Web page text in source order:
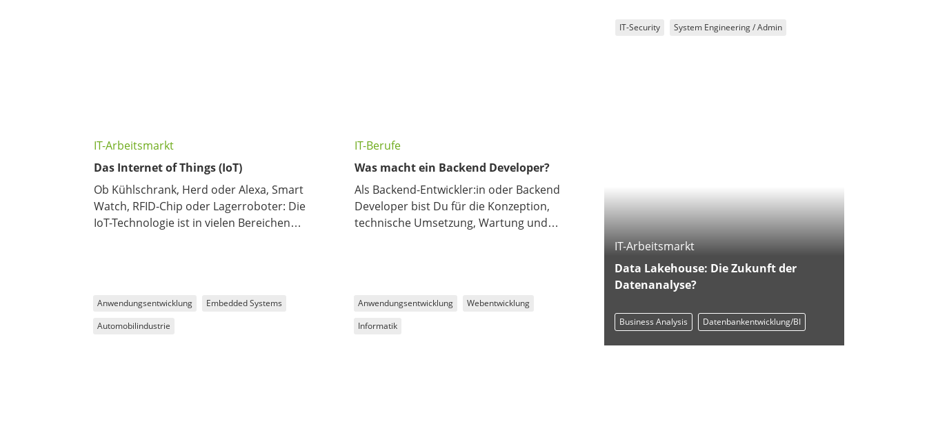
mitwirkt.
IT-Security System Engineering / Admin
IT-Arbeitsmarkt
Das Internet of Things (IoT)
Ob Kühlschrank, Herd oder Alexa, Smart
Watch, RFID-Chip oder Lagerroboter: Die
IoT-Technologie ist in vielen Bereichen
Anwendungsentwicklung Embedded Systems
Automobilindustrie
IT-Berufe
Was macht ein Backend Developer?
Als Backend-Entwickler:in oder Backend
Developer bist Du für die Konzeption,
technische Umsetzung, Wartung und
Anwendungsentwicklung Webentwicklung
Informatik
IT-Arbeitsmarkt
Data Lakehouse: Die Zukunft der
Datenanalyse?
Business Analysis Datenbankentwicklung/BI